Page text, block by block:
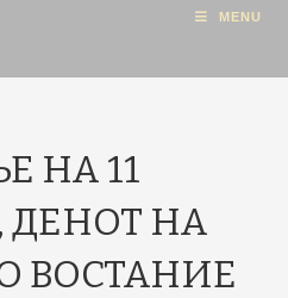
MENU
НА 11
ДЕНОТ НА
ВОСТАНИЕ